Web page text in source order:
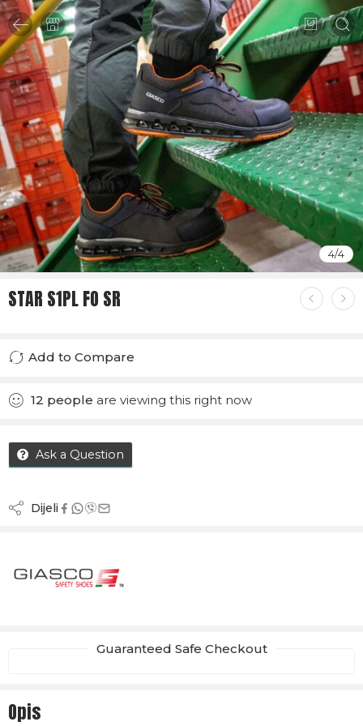
4/4
STAR S1PL FO SR
Add to Compare
12 people are viewing this right now
Ask a Question
Dijeli
Guaranteed Safe Checkout
Opis